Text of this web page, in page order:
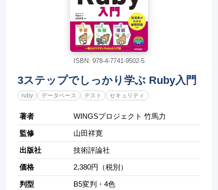
ISBN: 978-4-7741-9502-5
3ステップでしっかり学ぶ Ruby入門
ruby データベース テスト セキュリティ
著者 WINGSプロジェクト 竹馬力
監修 山田祥寛
出版社 技術評論社
価格 2,380円（税別）
判型 B5変判・4色